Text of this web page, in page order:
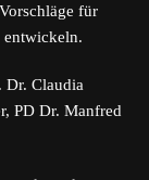
für
entwickeln.
Dr. Claudia
PD Dr. Manfred